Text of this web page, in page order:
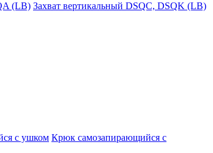
(LB) Захват вертикальный DSQC, DSQK (LB)
с ушком Крюк самозапирающийся с